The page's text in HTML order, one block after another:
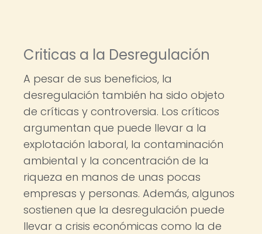
Criticas a la Desregulación
A pesar de sus beneficios, la
desregulación también ha sido objeto
de críticas y controversia. Los críticos
argumentan que puede llevar a la
explotación laboral, la contaminación
ambiental y la concentración de la
riqueza en manos de unas pocas
empresas y personas. Además, algunos
sostienen que la desregulación puede
llevar a crisis económicas como la de